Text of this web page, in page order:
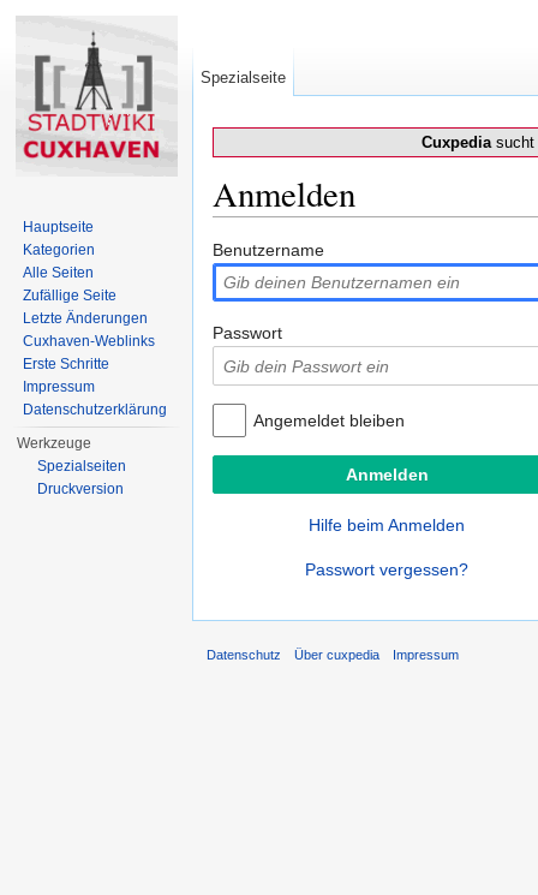
Cuxpediasucht
Anmelden
Benutzername
Passwort
Angemeldet bleiben
Hilfe beim Anmelden
Passwort vergessen?
Spezialseite
Hauptseite
Kategorien
Alle Seiten
Zufällige Seite
Letzte Änderungen
Cuxhaven-Weblinks
Erste Schritte
Impressum
Datenschutzerklärung
Werkzeuge
Spezialseiten
Druckversion
Datenschutz Über cuxpedia Impressum